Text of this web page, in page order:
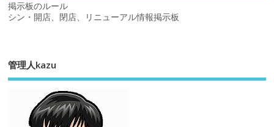
掲示板のルール
シン・開店、閉店、リニューアル情報掲示板
管理人kazu